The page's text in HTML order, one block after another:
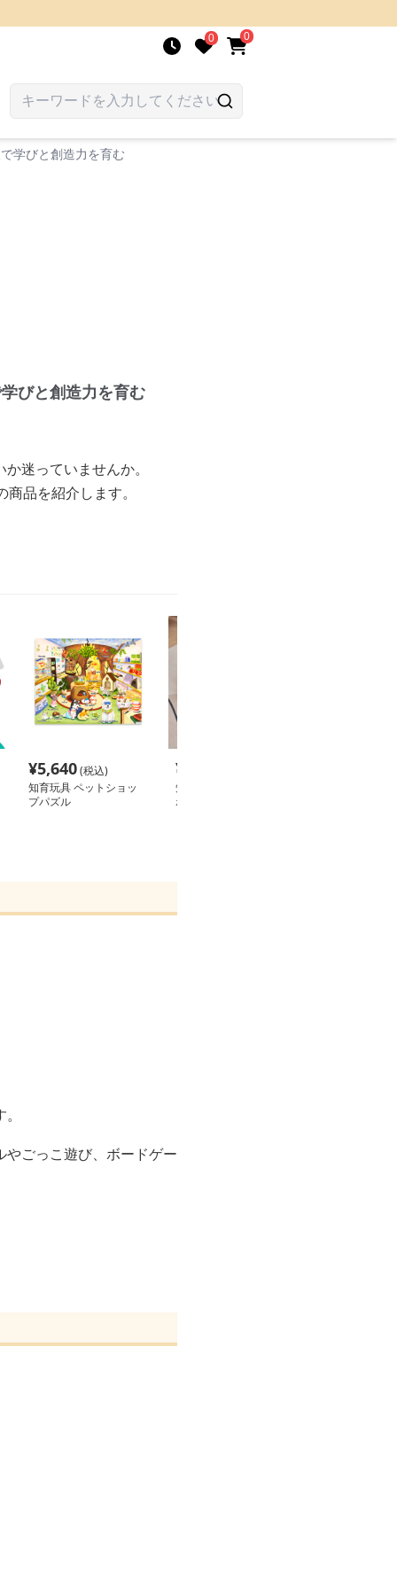
0 0
学びと創造力を育む
びと創造力を育む
迷っていませんか。
品を紹介します。
¥5,640(税込)
知育玩具 ペットショッ
プパズル
¥
知育玩具 うねうね迷路
ボール転がし
ごっこ遊び、ボードゲー